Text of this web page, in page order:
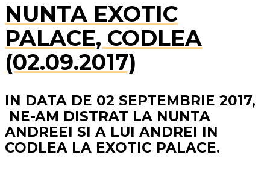
NUNTA EXOTIC
PALACE, CODLEA
(02.09.2017)
IN DATA DE 02 SEPTEMBRIE 2017,
NE-AM DISTRAT LA NUNTA
ANDREEI SI A LUI ANDREI IN
CODLEA LA EXOTIC PALACE.